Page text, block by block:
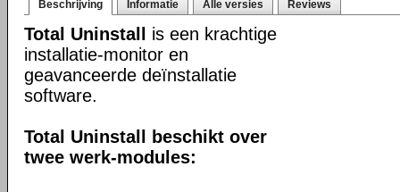
Beschrijving Informatie Alle versies Reviews
Total Uninstall
is een krachtige
installatie-monitor en
geavanceerde deïnstallatie
software.
Total Uninstall beschikt over
twee werk-modules: